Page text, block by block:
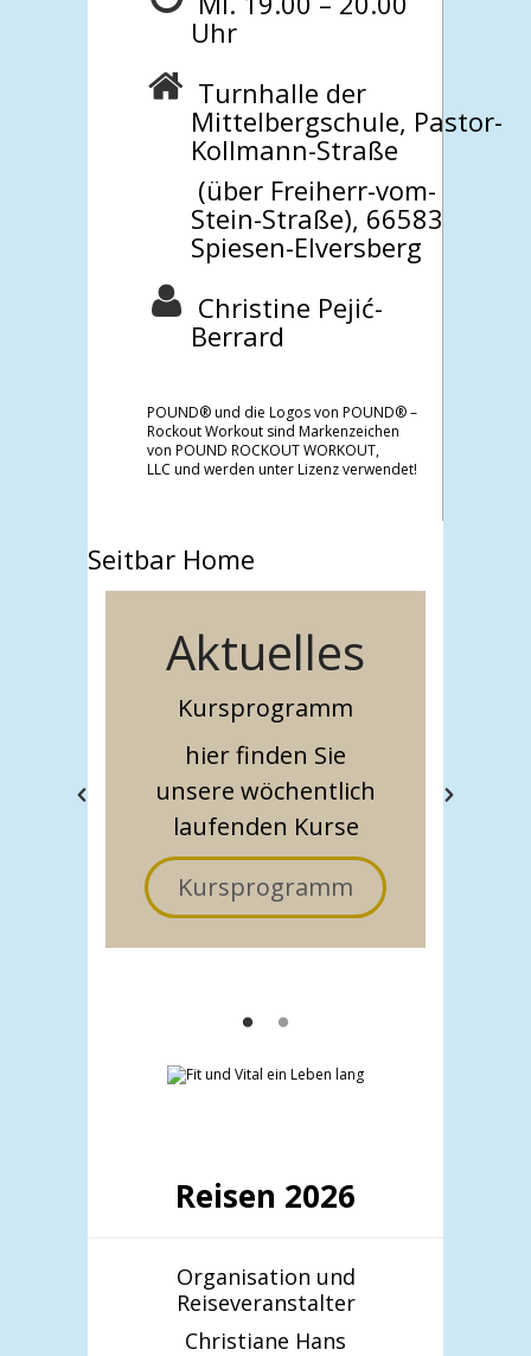
Uhr
Turnhalle der
Mittelbergschule, Pastor-
Kollmann-Straße
(über Freiherr-vom-
Stein-Straße), 66583
Spiesen-Elversberg
Christine Pejić-
Berrard
POUND® und die Logos von POUND® –
Rockout Workout sind Markenzeichen
von POUND ROCKOUT WORKOUT,
LLC und werden unter Lizenz verwendet!
Seitbar Home
Aktuelles
Kursprogramm
hier finden Sie
unsere wöchentlich
laufenden Kurse
Kursprogramm
Reisen 2026
Organisation und
Reiseveranstalter
Christiane Hans